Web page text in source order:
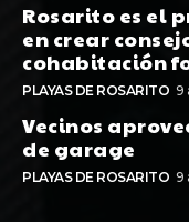
Rosarito es el
en crear
cohabitación
PLAYAS DE ROSARITO 9
Vecinos
de garage
PLAYAS DE ROSARITO 9